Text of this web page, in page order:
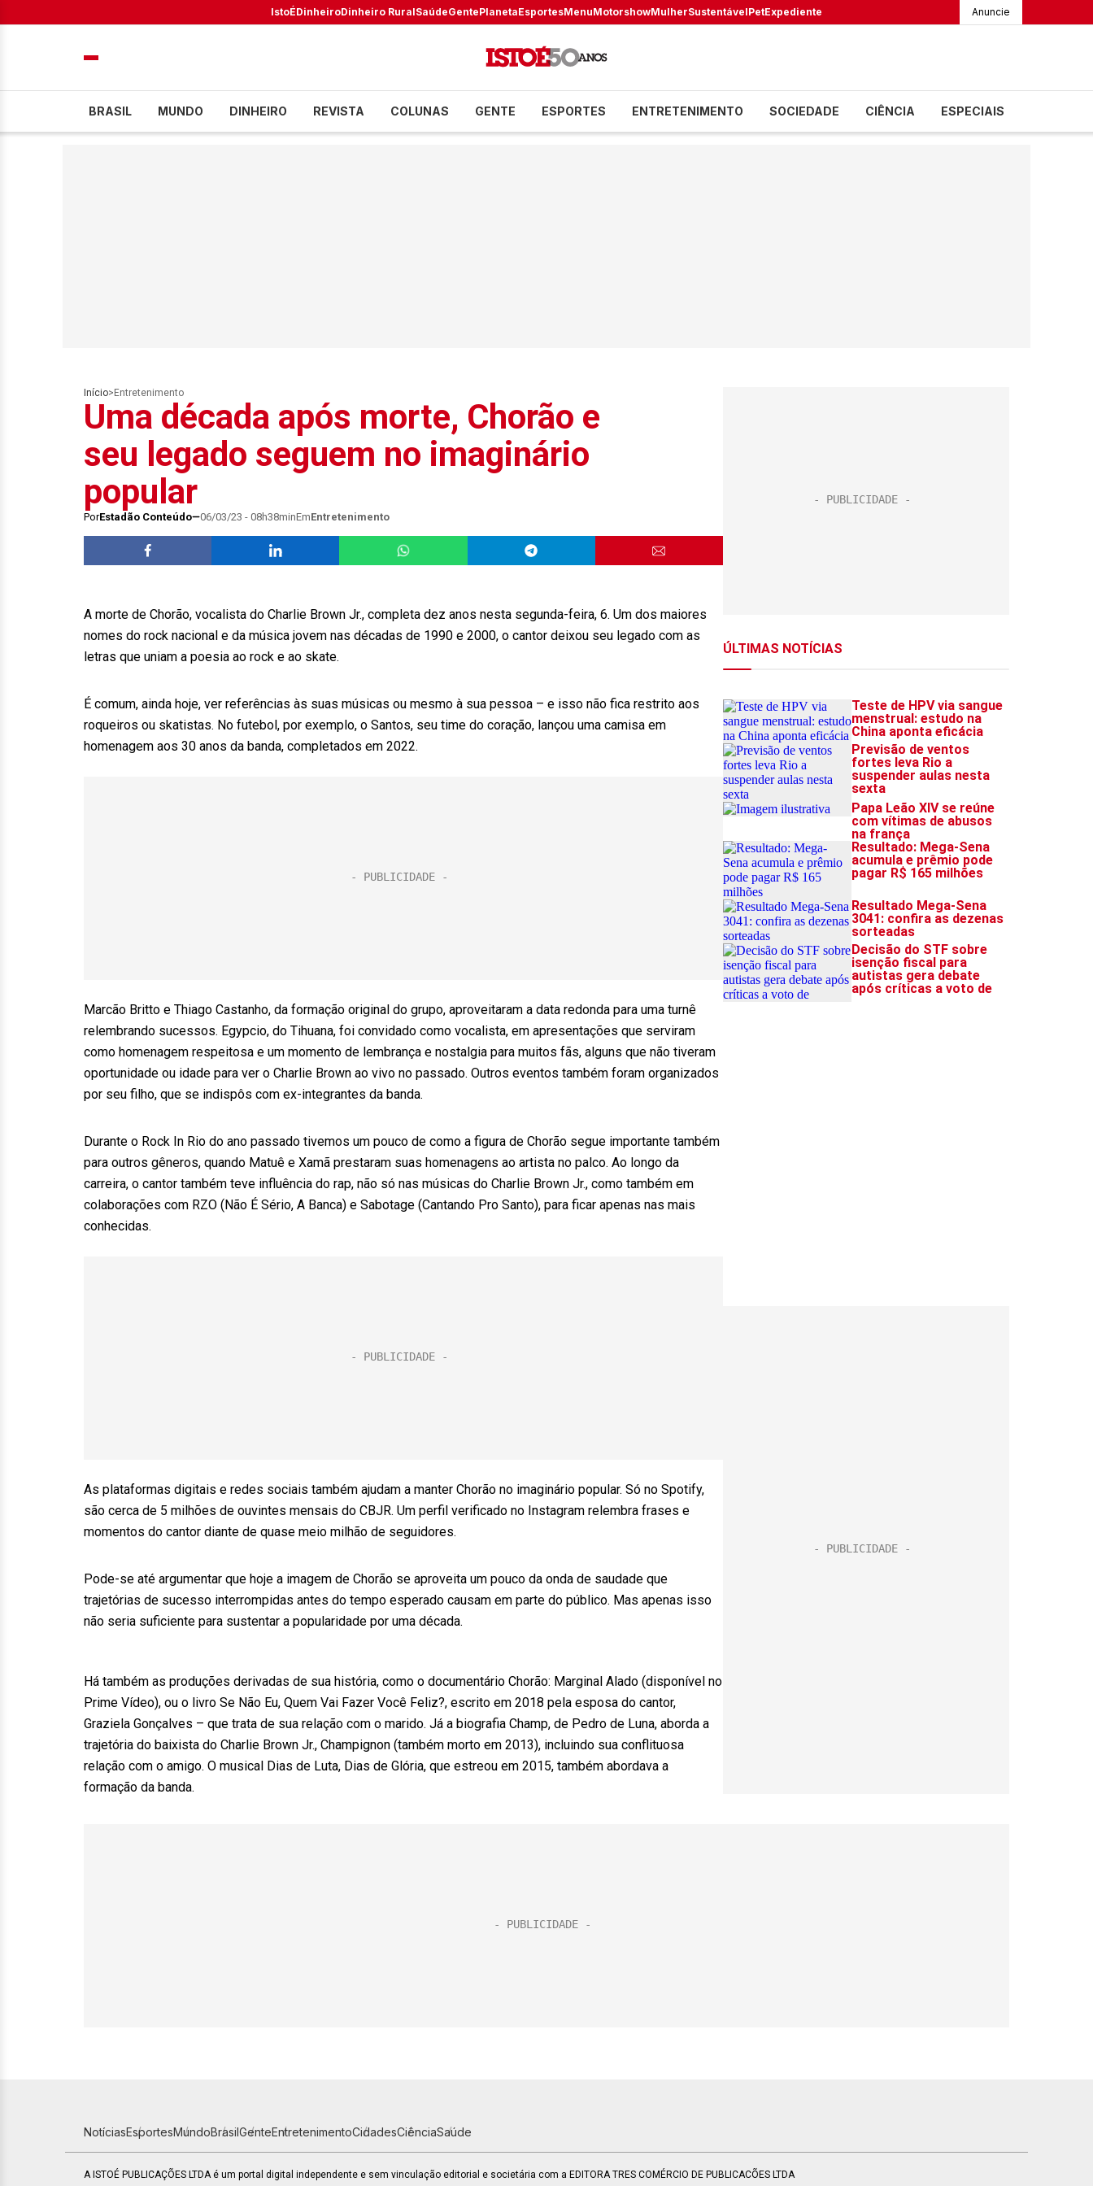
IstoÉDinheiroDinheiro RuralSaúdeGentePlanetaEsportesMenuMotorshowMulherSustentávelPetExpediente Anuncie
BRASIL MUNDO DINHEIRO REVISTA COLUNAS GENTE ESPORTES ENTRETENIMENTO SOCIEDADE CIÊNCIA ESPECIAIS
Início> Entretenimento
Uma década após morte, Chorão e
seu legado seguem no imaginário
popular
PorEstadão Conteúdo 06/03/23 - 08h38minEmEntretenimento
A morte de Chorão, vocalista do Charlie Brown Jr., completa dez anos nesta segunda-feira, 6. Um dos maiores
nomes do rock nacional e da música jovem nas décadas de 1990 e 2000, o cantor deixou seu legado com as
letras que uniam a poesia ao rock e ao skate.
É comum, ainda hoje, ver referências às suas músicas ou mesmo à sua pessoa – e isso não fica restrito aos
roqueiros ou skatistas. No futebol, por exemplo, o Santos, seu time do coração, lançou uma camisa em
homenagem aos 30 anos da banda, completados em 2022.
Marcão Britto e Thiago Castanho, da formação original do grupo, aproveitaram a data redonda para uma turnê
relembrando sucessos. Egypcio, do Tihuana, foi convidado como vocalista, em apresentações que serviram
como homenagem respeitosa e um momento de lembrança e nostalgia para muitos fãs, alguns que não tiveram
oportunidade ou idade para ver o Charlie Brown ao vivo no passado. Outros eventos também foram organizados
por seu filho, que se indispôs com ex-integrantes da banda.
Durante o Rock In Rio do ano passado tivemos um pouco de como a figura de Chorão segue importante também
para outros gêneros, quando Matuê e Xamã prestaram suas homenagens ao artista no palco. Ao longo da
carreira, o cantor também teve influência do rap, não só nas músicas do Charlie Brown Jr., como também em
colaborações com RZO (Não É Sério, A Banca) e Sabotage (Cantando Pro Santo), para ficar apenas nas mais
conhecidas.
As plataformas digitais e redes sociais também ajudam a manter Chorão no imaginário popular. Só no Spotify,
são cerca de 5 milhões de ouvintes mensais do CBJR. Um perfil verificado no Instagram relembra frases e
momentos do cantor diante de quase meio milhão de seguidores.
Pode-se até argumentar que hoje a imagem de Chorão se aproveita um pouco da onda de saudade que
trajetórias de sucesso interrompidas antes do tempo esperado causam em parte do público. Mas apenas isso
não seria suficiente para sustentar a popularidade por uma década.
Há também as produções derivadas de sua história, como o documentário Chorão: Marginal Alado (disponível no
Prime Vídeo), ou o livro Se Não Eu, Quem Vai Fazer Você Feliz?, escrito em 2018 pela esposa do cantor,
Graziela Gonçalves – que trata de sua relação com o marido. Já a biografia Champ, de Pedro de Luna, aborda a
trajetória do baixista do Charlie Brown Jr., Champignon (também morto em 2013), incluindo sua conflituosa
relação com o amigo. O musical Dias de Luta, Dias de Glória, que estreou em 2015, também abordava a
formação da banda.
NotíciasEsportesMundoBrasilGenteEntretenimentoCidadesCiênciaSaúde
A ISTOÉ PUBLICAÇÕES LTDA é um portal digital independente e sem vinculação editorial e societária com a EDITORA TRES COMÉRCIO DE PUBLICACÕES LTDA